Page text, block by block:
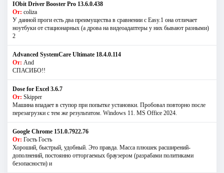
IObit Driver Booster Pro 13.6.0.438
От: coliza
У данной проги есть два преимущества в сравнении с Easy.1 она отличает
ноутбуки от стационарных (а дрова на видеоадаптеры у них бывают разными)
2
Advanced SystemCare Ultimate 18.4.0.114
От: And
СПАСИБО!!
Dose for Excel 3.6.7
От: Skipper
Машина впадает в ступор при попытке установки. Пробовал повторно после
перезагрузки с тем же результатом. Windows 11. MS Offiсe 2024.
Google Chrome 151.0.7922.76
От: Гость Гость
Хороший, быстрый, удобный. Это правда. Масса плюшек расширений-
дополнений, постоянно отторгаемых браузером (разрабами политиками
безопасности) и